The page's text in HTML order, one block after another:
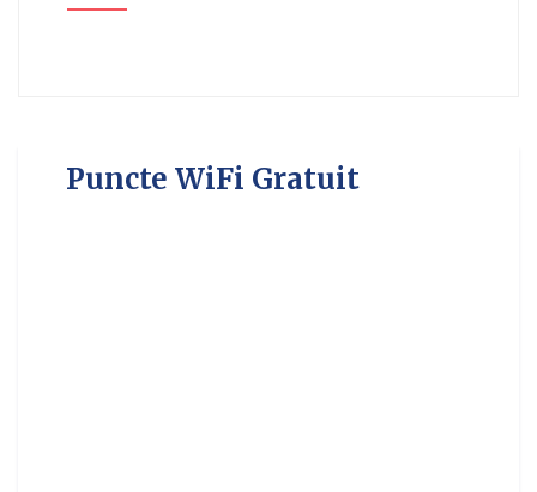
Puncte WiFi Gratuit